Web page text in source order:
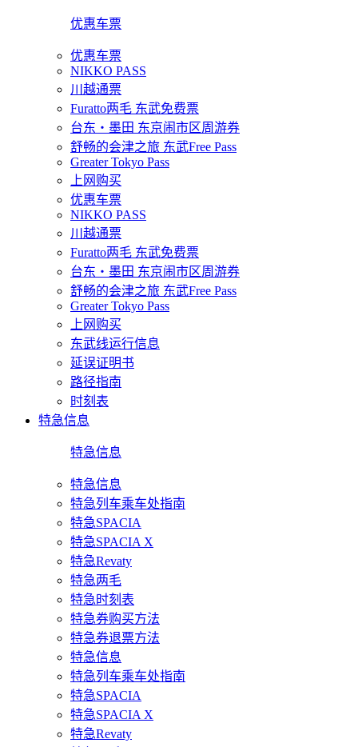
优惠车票
优惠车票
NIKKO PASS
川越通票
Furatto两毛 东武免费票
台东・墨田 东京闹市区周游券
舒畅的会津之旅 东武Free Pass
Greater Tokyo Pass
上网购买
优惠车票
NIKKO PASS
川越通票
Furatto两毛 东武免费票
台东・墨田 东京闹市区周游券
舒畅的会津之旅 东武Free Pass
Greater Tokyo Pass
上网购买
东武线运行信息
延误证明书
路径指南
时刻表
特急信息
特急信息
特急信息
特急列车乘车处指南
特急SPACIA
特急SPACIA X
特急Revaty
特急两毛
特急时刻表
特急券购买方法
特急券退票方法
特急信息
特急列车乘车处指南
特急SPACIA
特急SPACIA X
特急Revaty